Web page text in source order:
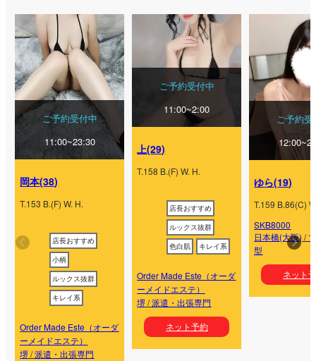
ご予約受付中
11:00~23:30
岡本(38)
T.153 B.(F) W. H.
店長おすすめ
小柄
ルックス抜群
キレイ系
Order Made Este（オーダ
ーメイドエステ）
堺/派遣・出張専門
ご予約受付中
11:00~2:00
上(29)
T.158 B.(F) W. H.
店長おすすめ
ルックス抜群
色白肌
キレイ系
Order Made Este（オーダ
ーメイドエステ）
堺/派遣・出張専門
ネット予約
ご予約
ゆら(19)
T.159 B.86(C)
SKB8000
日本橋(大阪) /
型
ネット